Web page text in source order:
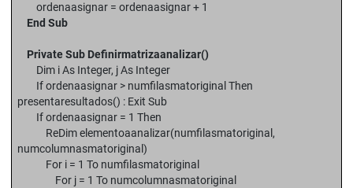
ordenaasignar = ordenaasignar + 1
End Sub
Private Sub Definirmatrizaanalizar()
Dim i As Integer, j As Integer
If ordenaasignar > numfilasmatoriginal Then
presentaresultados() : Exit Sub
If ordenaasignar = 1 Then
ReDim elementoaanalizar(numfilasmatoriginal,
numcolumnasmatoriginal)
For i = 1 To numfilasmatoriginal
For j = 1 To numcolumnasmatoriginal